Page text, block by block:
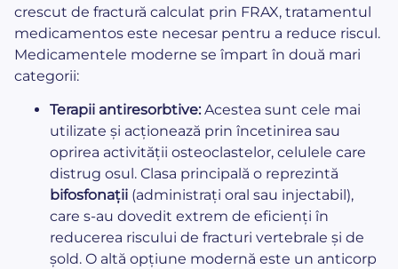
crescut de fractură calculat prin FRAX, tratamentul
medicamentos este necesar pentru a reduce riscul.
Medicamentele moderne se împart în două mari
categorii:
Terapii antiresorbtive:Acestea sunt cele mai
utilizate și acționează prin încetinirea sau
oprirea activității osteoclastelor, celulele care
distrug osul. Clasa principală o reprezintă
bifosfonații (administrați oral sau injectabil),
care s-au dovedit extrem de eficienți în
reducerea riscului de fracturi vertebrale și de
șold. O altă opțiune modernă este un anticorp